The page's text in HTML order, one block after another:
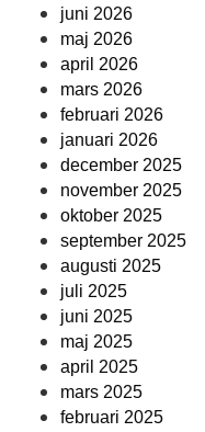
juni 2026
maj 2026
april 2026
mars 2026
februari 2026
januari 2026
december 2025
november 2025
oktober 2025
september 2025
augusti 2025
juli 2025
juni 2025
maj 2025
april 2025
mars 2025
februari 2025